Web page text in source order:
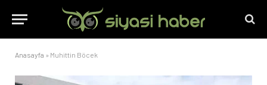
Anasayfa » Muhittin Böcek